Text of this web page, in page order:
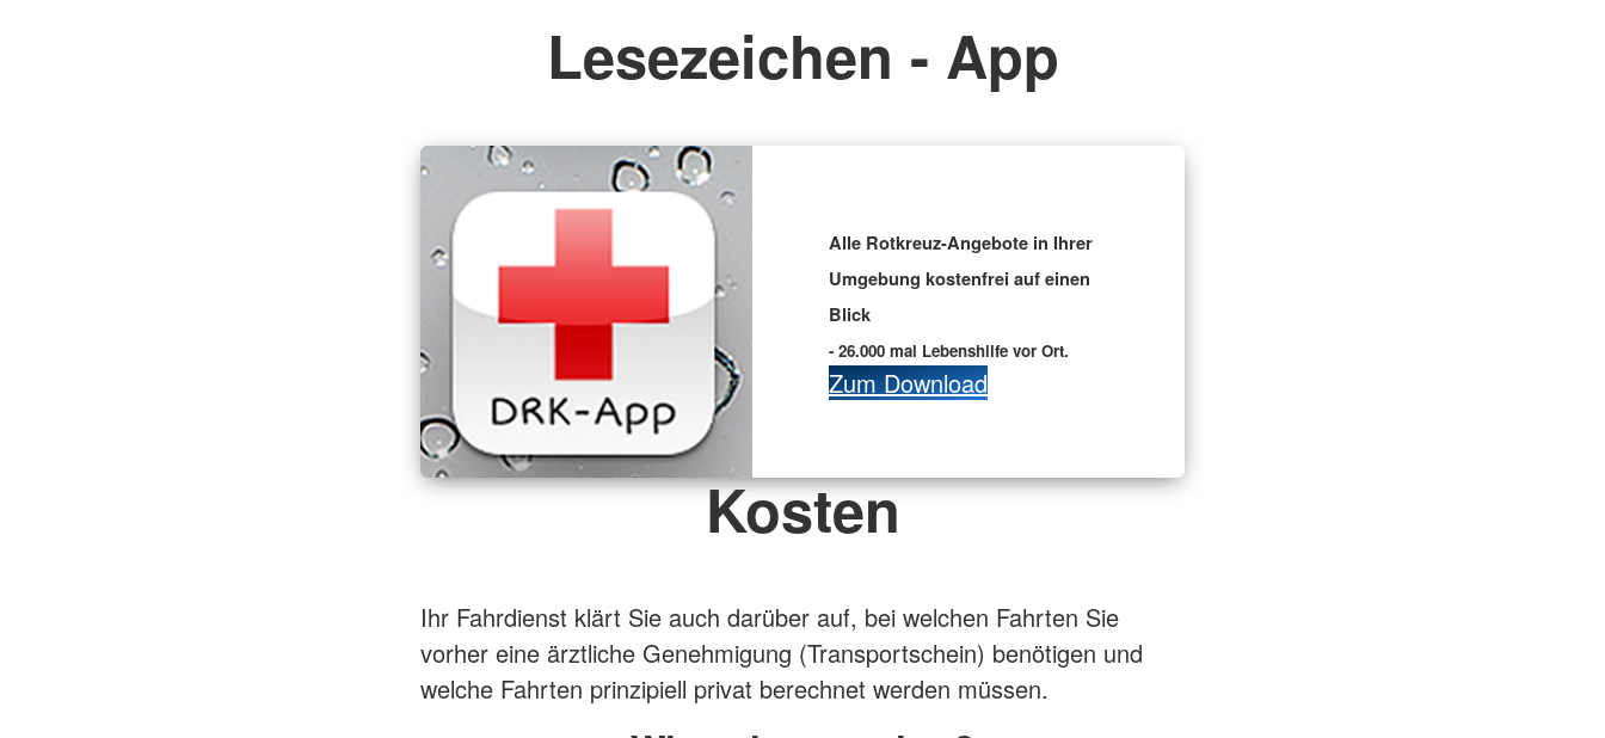
Lesezeichen - App
Alle Rotkreuz-Angebote in Ihrer
Umgebung kostenfrei auf einen
Blick
- 26.000 mal Lebenshilfe vor Ort.
Zum Download
Kosten
Ihr Fahrdienst klärt Sie auch darüber auf, bei welchen Fahrten Sie
vorher eine ärztliche Genehmigung (Transportschein) benötigen und
welche Fahrten prinzipiell privat berechnet werden müssen.